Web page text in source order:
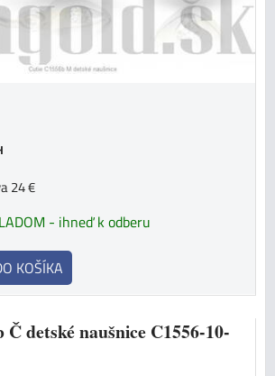
24 €
- ihneď k odberu
KOŠÍKA
Č detské naušnice C1556-10-